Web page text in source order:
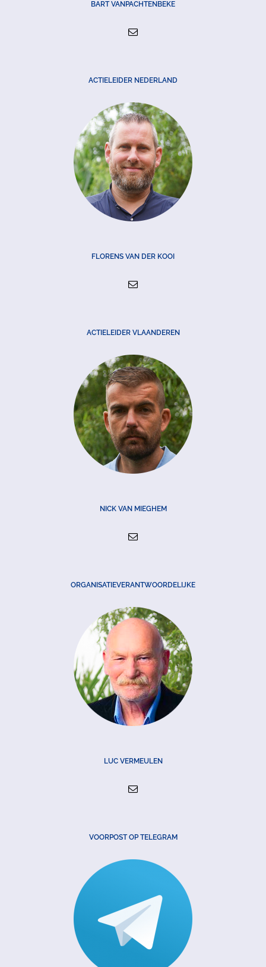
BART VANPACHTENBEKE
ACTIELEIDER NEDERLAND
FLORENS VAN DER KOOI
ACTIELEIDER VLAANDEREN
NICK VAN MIEGHEM
ORGANISATIEVERANTWOORDELIJKE
LUC VERMEULEN
VOORPOST OP TELEGRAM